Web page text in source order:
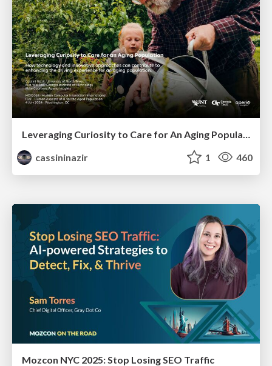
cassininazir
1 460
Mozcon NYC 2025: Stop Losing SEO Traffic